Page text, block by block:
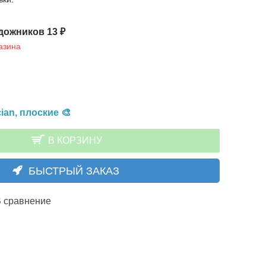
13 ₽
плоские 🎨
В КОРЗИНУ
БЫСТРЫЙ ЗАКАЗ
сравнение